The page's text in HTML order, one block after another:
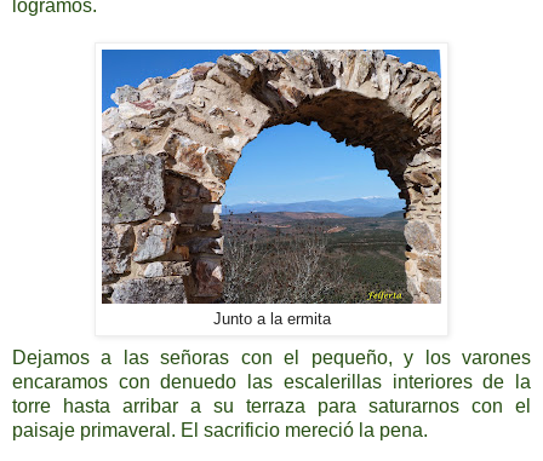
logramos.
Junto a la ermita
Dejamos a las señoras con el pequeño, y los varones
encaramos con denuedo las escalerillas interiores de la
torre hasta arribar a su terraza para saturarnos con el
paisaje primaveral. El sacrificio mereció la pena.